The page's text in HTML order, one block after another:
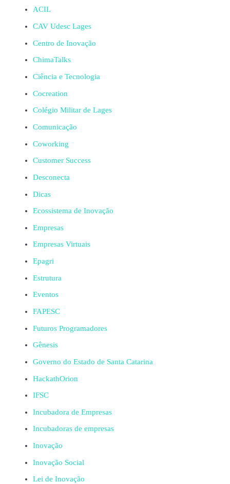
ACIL
CAV Udesc Lages
Centro de Inovação
ChimaTalks
Ciência e Tecnologia
Cocreation
Colégio Militar de Lages
Comunicação
Coworking
Customer Success
Desconecta
Dicas
Ecossistema de Inovação
Empresas
Empresas Virtuais
Epagri
Estrutura
Eventos
FAPESC
Futuros Programadores
Gênesis
Governo do Estado de Santa Catarina
HackathOrion
IFSC
Incubadora de Empresas
Incubadoras de empresas
Inovação
Inovação Social
Lei de Inovação